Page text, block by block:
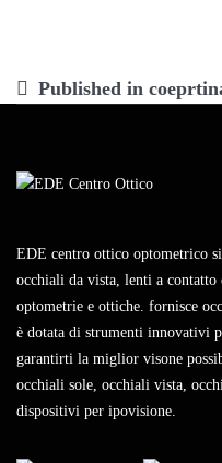
Navigazione
Published in
EDE centro ottico optometrico
occhiali da vista, lenti a contatto
optometrie e ottiche. fornisce
è dotata di strumenti innovativi
garantirti la miglior visone
occhiali sole, occhiali vista,
dispositivi per ipovisione.